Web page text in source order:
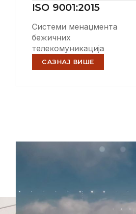
ISO 9001:2015
Системи менаџмента
бежичних
телекомуникација
САЗНАЈ ВИШЕ